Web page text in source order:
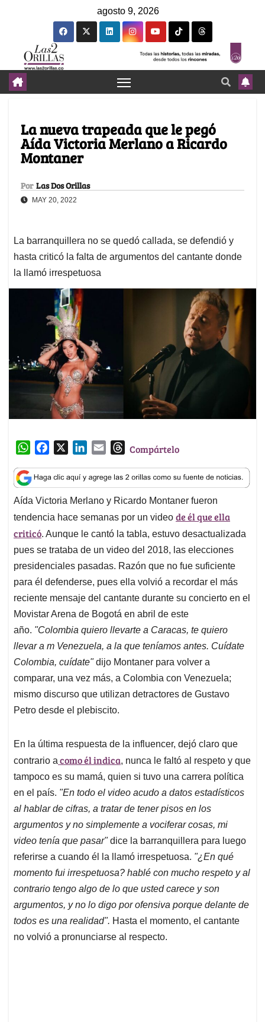
agosto 9, 2026
La nueva trapeada que le pegó
Aída Victoria Merlano a Ricardo
Montaner
Por Las Dos Orillas
MAY 20, 2022
La barranquillera no se quedó callada, se defendió y
hasta criticó la falta de argumentos del cantante donde
la llamó irrespetuosa
W
a
t
s
A
p
p
c
e
b
o
o
k
n
k
e
d
I
n
a
i
l
T
r
e
a
d
s
Compártelo
Aída Victoria Merlano y Ricardo Montaner fueron
tendencia hace semanas por un video de él que ella
criticó. Aunque le cantó la tabla, estuvo desactualizada
pues se trataba de un video del 2018, las elecciones
presidenciales pasadas. Razón que no fue suficiente
para él defenderse, pues ella volvió a recordar el más
reciente mensaje del cantante durante su concierto en el
Movistar Arena de Bogotá en abril de este
año. "Colombia quiero llevarte a Caracas, te quiero
llevar a m Venezuela, a la que teníamos antes. Cuídate
Colombia, cuídate"dijo Montaner para volver a
comparar, una vez más, a Colombia con Venezuela;
mismo discurso que utilizan detractores de Gustavo
Petro desde el plebiscito.
En la última respuesta de la influencer, dejó claro que
contrario a como él indica, nunca le faltó al respeto y que
tampoco es su mamá, quien si tuvo una carrera política
en el país. "En todo el video acudo a datos estadísticos
al hablar de cifras, a tratar de tener pisos en los
argumentos y no simplemente a vociferar cosas, mi
video tenía que pasar"dice la barranquillera para luego
referirse a cuando él la llamó irrespetuosa. "¿En qué
momento fui irrespetuosa? hablé con mucho respeto y al
contrario tengo algo de lo que usted carece y son
argumentos, y no lo digo por ofensiva porque delante de
todos es una realidad". Hasta el momento, el cantante
no volvió a pronunciarse al respecto.